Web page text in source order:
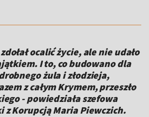
ocalić życie, ale nie udało
I to, co budowano dla
żula i złodzieja,
z całym Krymem, przeszło
- powiedziała szefowa
z Korupcją Maria Piewczich.